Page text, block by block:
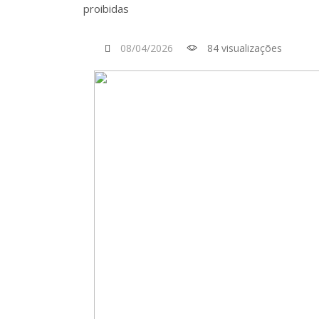
proibidas
08/04/2026 84 visualizações